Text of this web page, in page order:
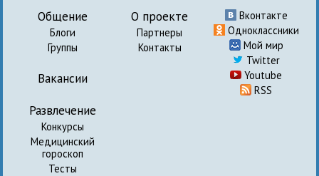
Общение
Блоги
Группы
Вакансии
Развлечение
Конкурсы
Медицинский
гороскоп
Тесты
О проекте
Партнеры
Контакты
Вконтакте
Одноклассники
Мой мир
Twitter
Youtube
RSS